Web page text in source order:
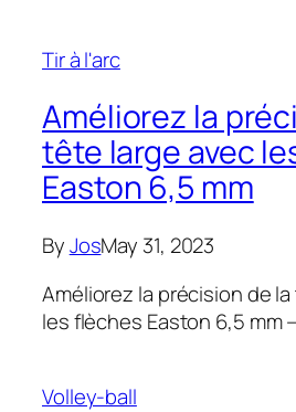
Tir à l'arc
Améliorez la
tête large avec
Easton 6,5 mm
ByJosMay 31, 2023
Améliorez la précision de
les flèches Easton 6,5 mm
Volley-ball